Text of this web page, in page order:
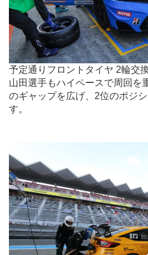
予定通りフロントタイヤ 2輪交
山田選手もハイペースで周回を
のギャップを広げ、2位のポジ
す。